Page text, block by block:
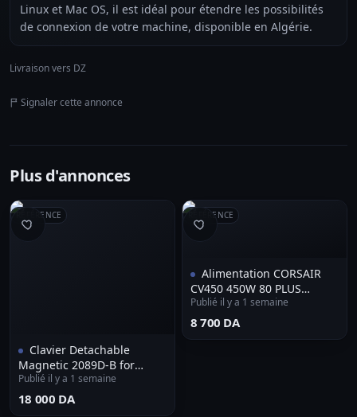
Linux et Mac OS, il est idéal pour étendre les possibilités
de connexion de votre machine, disponible en Algérie.
Livraison vers DZ
Signaler cette annonce
Plus d'annonces
RÉFÉRENCE
Clavier Detachable
Magnetic 2089D-B for
Microsoft surface
pro11pro10pro9pro8prox
Publié il y a 1 semaine
⁦18 000 DA⁩
RÉFÉRENCE
Alimentation CORSAIR
CV450 450W 80 PLUS
Bronze
Publié il y a 1 semaine
⁦8 700 DA⁩